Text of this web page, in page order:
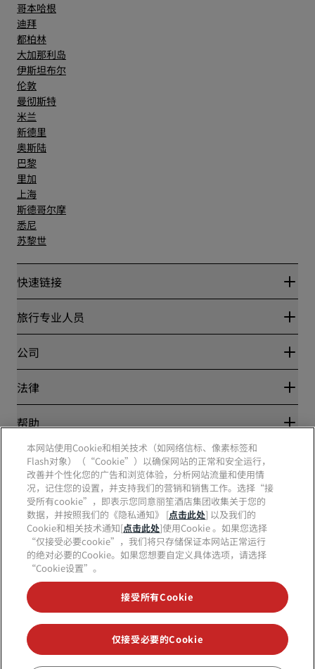
哥本哈根
迪拜
都柏林
大加那利岛
伊斯坦布尔
伦敦
曼彻斯特
米兰
新德里
奥斯陆
巴黎
里加
上海
斯德哥尔摩
悉尼
苏黎世
快速链接
丽赏会
Blog
目的地
丽笙酒店集团APP
体育认证酒店
家庭友好型酒店
旅行专业人员
合作伙伴
公司
丽笙酒店集团
工作机会 RHG
工作机会 PPHE
工作机会 EHL
The Club by RHG
发展机会
责任经营
采购
法律
隐私中心
丽赏会条款和条件
网站使用协议
数字无障碍
现代奴隶制声明
帮助
消费者警示
联系方式
常见问题
网站地图
社交媒体
丽笙酒店集团品牌
不再错失我们最受欢迎的酒店优惠
© 2026 丽笙酒店集团.保留所有权利。RHG丽笙酒店集团、丽筠、丽芮、丽
本网站使用Cookie和相关技术（如网络信标、像素标签和
Flash对象）（“Cookie”）以确保网站的正常和安全运行，
改善并个性化您的广告和浏览体验，分析网站流量和使用情
况，记住您的设置，并支持我们的营销和销售工作。选择“接
受所有cookie”，即表示您同意丽笙酒店集团收集关于您的
数据，并按照我们的《隐私通知》 [点击此处] 以及我们的
Cookie和相关技术通知[点击此处]使用Cookie 。如果您选择
“仅接受必要cookie”，我们将只存储保证本网站正常运行
的绝对必要的Cookie。如果您想要自定义具体选项，请选择
“Cookie设置”。
接受所有Cookie
仅接受必要的Cookie